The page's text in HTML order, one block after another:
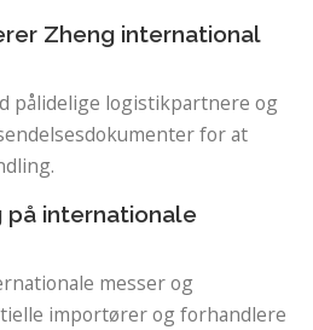
Zheng international
pålidelige logistikpartnere og
for at
på internationale
messer og
importører og forhandlere